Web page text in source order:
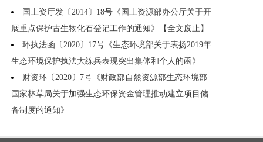
国土资厅发〔2014〕18号《国土资源部办公厅关于开
展重点保护古生物化石登记工作的通知》【全文废止】
环执法函〔2020〕17号《生态环境部关于表扬2019年
生态环境保护执法大练兵表现突出集体和个人的函》
财资环〔2020〕7号《财政部自然资源部生态环境部
国家林草局关于加强生态环保资金管理推动建立项目储
备制度的通知》